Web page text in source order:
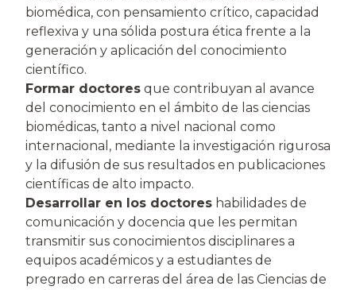
biomédica, con pensamiento crítico, capacidad
reflexiva y una sólida postura ética frente a la
generación y aplicación del conocimiento
científico.
Formar doctores que contribuyan al avance
del conocimiento en el ámbito de las ciencias
biomédicas, tanto a nivel nacional como
internacional, mediante la investigación rigurosa
y la difusión de sus resultados en publicaciones
científicas de alto impacto.
Desarrollar en los doctores habilidades de
comunicación y docencia que les permitan
transmitir sus conocimientos disciplinares a
equipos académicos y a estudiantes de
pregrado en carreras del área de las Ciencias de